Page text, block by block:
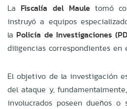
La Fiscalía del Maule tomó
instruyó a equipos
la Policía de Investigaciones
diligencias correspondientes en
El objetivo de la investigación
del ataque y,
involucrados poseen dueños